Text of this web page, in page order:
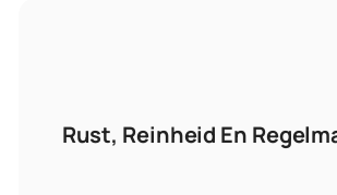
Rust, Reinheid En